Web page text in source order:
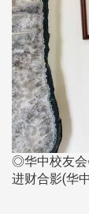
◎华中校友会
进财合影(华